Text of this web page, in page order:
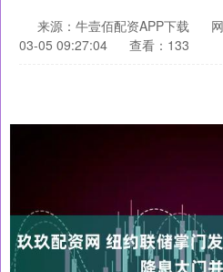
来源：牛壹佰配资APP下载
03-05 09:27:04
查看：133